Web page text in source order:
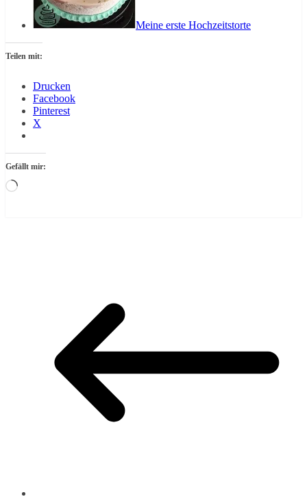
Meine erste Hochzeitstorte
Teilen mit:
Drucken
Facebook
Pinterest
X
Gefällt mir:
Wird